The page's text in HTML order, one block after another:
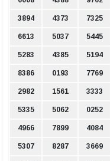
3894 4373 7325
6613 5037 5445
5283 4385 5194
8386 0193 7769
2982 1561 3333
5335 5062 0252
4966 7899 4084
5307 8287 3669